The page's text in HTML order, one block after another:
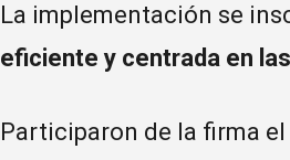
La implementación se
eficiente y centrada en
Participaron de la firma